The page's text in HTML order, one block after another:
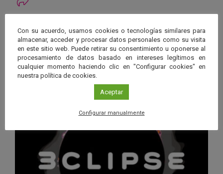
Próximos eventos
26 JUN 2026 - 26 ENE 2028
Eclipse,Planetario/ Gérgal,Granada ,
Con su acuerdo, usamos cookies o tecnologías similares para
almacenar, acceder y procesar datos personales como su visita
en este sitio web. Puede retirar su consentimiento u oponerse al
procesamiento de datos basado en intereses legítimos en
cualquier momento haciendo clic en "Configurar cookies" en
nuestra política de cookies.
Aceptar
Configurar manualmente